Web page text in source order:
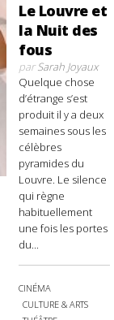
Le Louvre et
la Nuit des
fous
parSarah Joyaux
Quelque chose
d’étrange s’est
produit il y a deux
semaines sous les
célèbres
pyramides du
Louvre. Le silence
qui règne
habituellement
une fois les portes
du...
CINÉMA
CULTURE & ARTS